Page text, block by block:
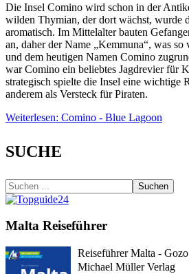
Die Insel Comino wird schon in der
wilden Thymian, der dort wächst, wurde
aromatisch. Im Mittelalter bauten
an, daher der Name „Kemmuna“, was
und dem heutigen Namen Comino
war Comino ein beliebtes Jagdrevier für
strategisch spielte die Insel eine wichtige
anderem als Versteck für Piraten.
Weiterlesen: Comino - Blue Lagoon
SUCHE
Suchen
Malta Reiseführer
Reiseführer Malta -
Michael Müller Verlag